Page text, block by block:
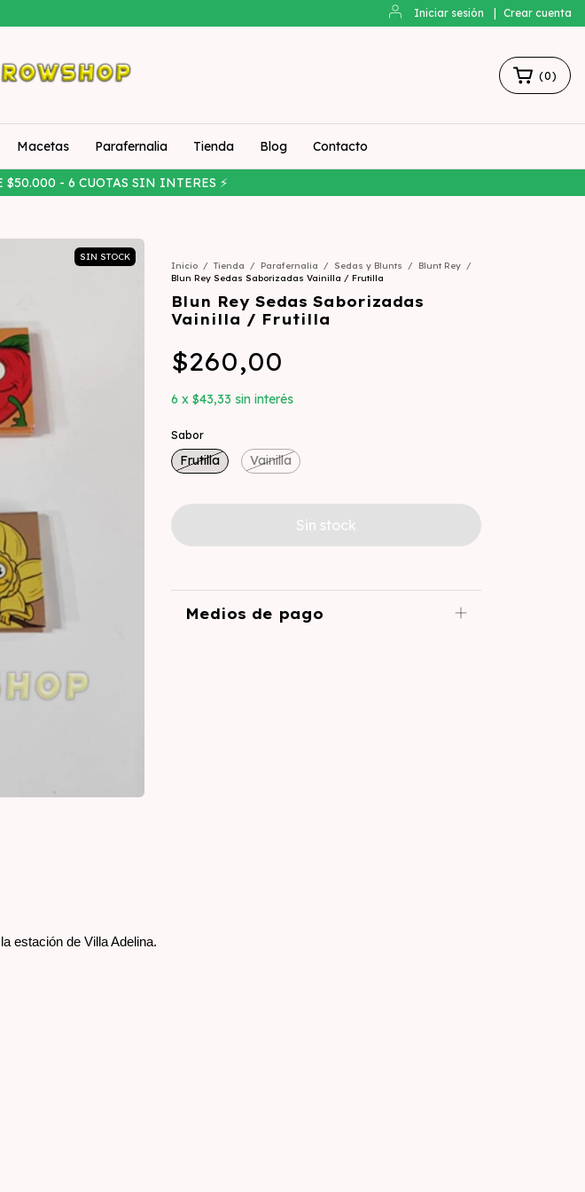
Iniciar sesión Crear cuenta
- 6 CUOTAS SIN INTERES ⚡
(0)
Macetas Parafernalia Tienda Blog Contacto
SIN STOCK
Inicio / Tienda / Parafernalia / Sedas y Blunts / Blunt Rey /
Blun Rey Sedas Saborizadas Vainilla / Frutilla
Blun Rey Sedas Saborizadas
Vainilla / Frutilla
$260,00
6 x $43,33 sin interés
Sabor
Frutilla Vainilla
Medios de pago
estación de Villa Adelina.